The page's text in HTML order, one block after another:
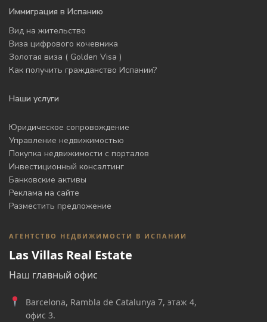
Иммиграция в Испанию
Вид на жительство
Виза цифрового кочевника
Золотая виза ( Golden Visa )
Как получить гражданство Испании?
Наши услуги
Юридическое сопровождение
Управление недвижимостью
Покупка недвижимости с порталов
Инвестиционный консалтинг
Банковские активы
Реклама на сайте
Разместить предложение
АГЕНТСТВО НЕДВИЖИМОСТИ В ИСПАНИИ
Las Villas Real Estate
Наш главный офис
Barcelona, Rambla de Catalunya 7, этаж 4,
офис 3.